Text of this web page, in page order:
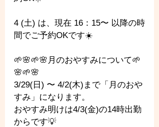
4 (土) は、現在 16：15〜 以降の時
間でご予約OKです☀️
🌱🌸🌱🌸月のおやすみについて🌱
🌸🌱🌸
3/29(日) 〜 4/2(木)まで「月のおや
すみ」になります。
おやすみ明けは4/3(金)の14時出勤
からです💡